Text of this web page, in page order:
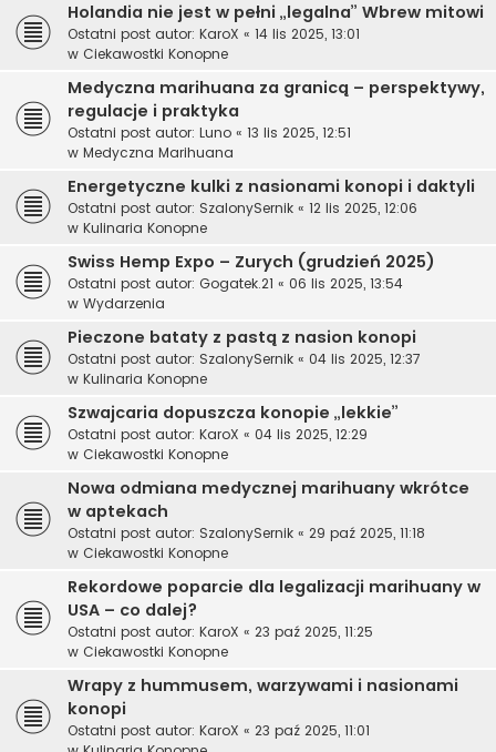
Holandia nie jest w pełni „legalna” Wbrew mitowi
Ostatni post autor: KaroX « 14 lis 2025, 13:01
w Ciekawostki Konopne
Medyczna marihuana za granicą – perspektywy,
regulacje i praktyka
Ostatni post autor: Luno « 13 lis 2025, 12:51
w Medyczna Marihuana
Energetyczne kulki z nasionami konopi i daktyli
Ostatni post autor: SzalonySernik « 12 lis 2025, 12:06
w Kulinaria Konopne
Swiss Hemp Expo – Zurych (grudzień 2025)
Ostatni post autor: Gogatek.21 « 06 lis 2025, 13:54
w Wydarzenia
Pieczone bataty z pastą z nasion konopi
Ostatni post autor: SzalonySernik « 04 lis 2025, 12:37
w Kulinaria Konopne
Szwajcaria dopuszcza konopie „lekkie”
Ostatni post autor: KaroX « 04 lis 2025, 12:29
w Ciekawostki Konopne
Nowa odmiana medycznej marihuany wkrótce
w aptekach
Ostatni post autor: SzalonySernik « 29 paź 2025, 11:18
w Ciekawostki Konopne
Rekordowe poparcie dla legalizacji marihuany w
USA – co dalej?
Ostatni post autor: KaroX « 23 paź 2025, 11:25
w Ciekawostki Konopne
Wrapy z hummusem, warzywami i nasionami
konopi
Ostatni post autor: KaroX « 23 paź 2025, 11:01